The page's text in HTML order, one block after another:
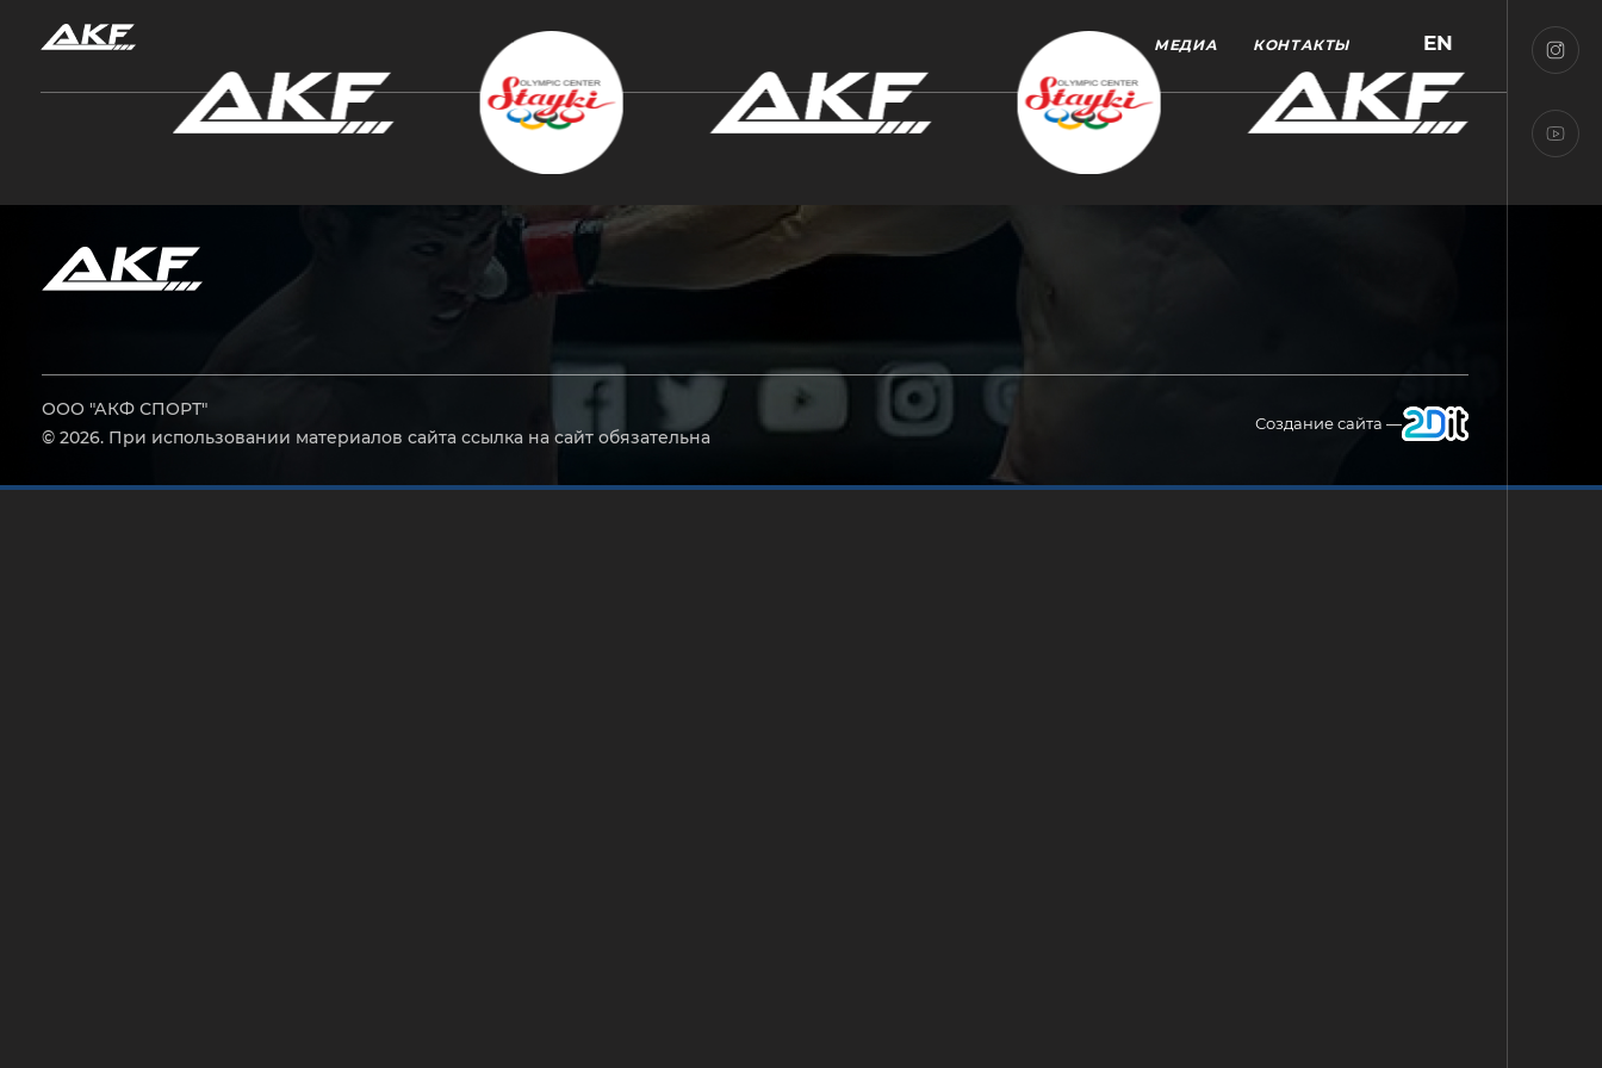
МЕДИА КОНТАКТЫ EN
ООО "АКФ СПОРТ"
© 2026. При использовании материалов сайта ссылка на сайт обязательна
Создание сайта —
Нажмите Enter для поиска или Esc, чтобы закрыть